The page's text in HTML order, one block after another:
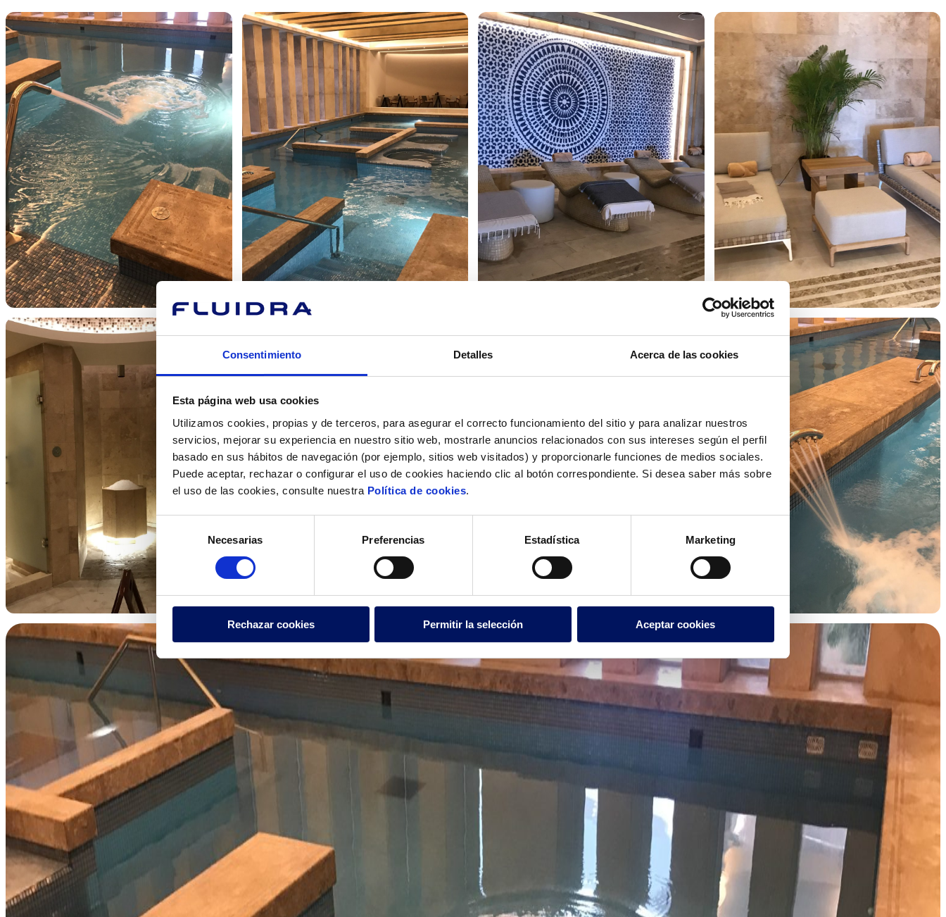
Consentimiento Detalles Acerca de las cookies
Esta página web usa cookies
Utilizamos cookies, propias y de terceros, para asegurar el correcto funcionamiento del sitio y para analizar nuestros
servicios, mejorar su experiencia en nuestro sitio web, mostrarle anuncios relacionados con sus intereses según el perfil
basado en sus hábitos de navegación (por ejemplo, sitios web visitados) y proporcionarle funciones de medios sociales.
Puede aceptar, rechazar o configurar el uso de cookies haciendo clic al botón correspondiente. Si desea saber más sobre
el uso de las cookies, consulte nuestra Política de cookies.
Selección
de
consentimiento
Necesarias Preferencias Estadística Marketing
Rechazar cookies Permitir la selección Aceptar cookies